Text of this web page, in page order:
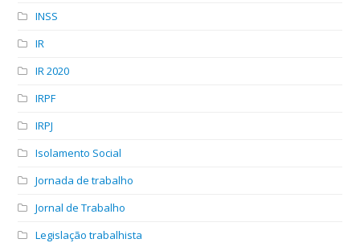
INSS
IR
IR 2020
IRPF
IRPJ
Isolamento Social
Jornada de trabalho
Jornal de Trabalho
Legislação trabalhista